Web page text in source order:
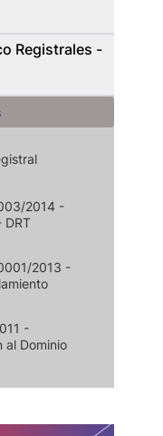
Registrales -
2014 -
DRT
2013 -
-
al Dominio